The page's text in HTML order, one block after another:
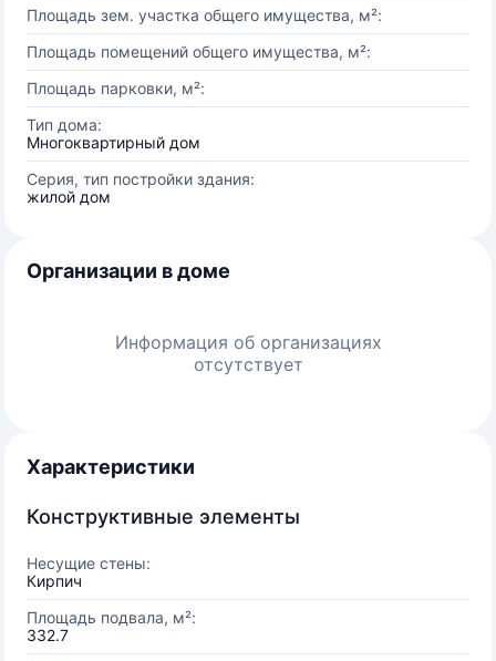
Площадь зем. участка общего имущества, м²:
Площадь помещений общего имущества, м²:
Площадь парковки, м²:
Тип дома:
Многоквартирный дом
Серия, тип постройки здания:
жилой дом
Организации в доме
Информация об организациях
отсутствует
Характеристики
Конструктивные элементы
Несущие стены:
Кирпич
Площадь подвала, м²:
332.7